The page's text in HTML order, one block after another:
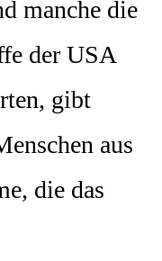
manche die
der USA
gibt
aus
die das